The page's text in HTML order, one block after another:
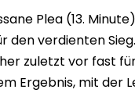
Plea (13.
den verdienten
zuletzt vor fast
Ergebnis, mit der